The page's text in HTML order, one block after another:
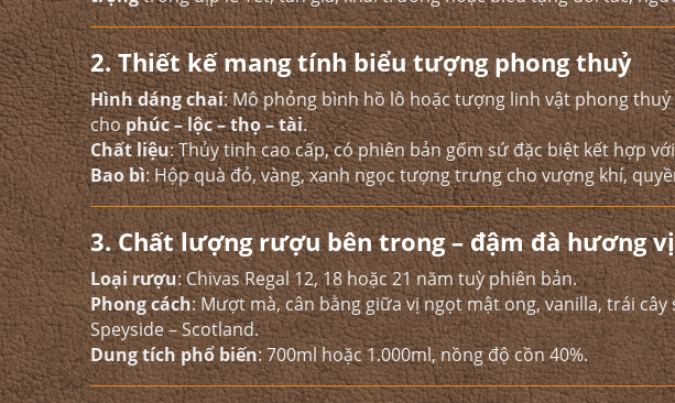
2. Thiết kế mang tính biểu tượng phong thuỷ
Hình dáng chai: Mô phỏng bình hồ lô hoặc tượng linh vật phong
chophúc – lộc – thọ – tài.
Chất liệu: Thủy tinh cao cấp, có phiên bản gốm sứ đặc biệt kết hợp
Bao bì: Hộp quà đỏ, vàng, xanh ngọc tượng trưng cho vượng khí,
3. Chất lượng rượu bên trong – đậm đà hương
Loại rượu: Chivas Regal 12, 18 hoặc 21 năm tuỳ phiên bản.
Phong cách: Mượt mà, cân bằng giữa vị ngọt mật ong, vanilla, trái
Speyside – Scotland.
Dung tích phổ biến: 700ml hoặc 1.000ml, nồng độ cồn 40%.